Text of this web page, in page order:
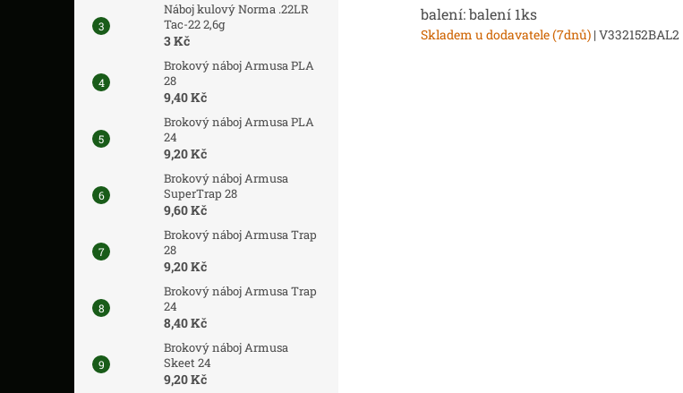
Náboj kulový Norma .22LR
Tac-22 2,6g
3 Kč
Brokový náboj Armusa PLA
28
9,40 Kč
Brokový náboj Armusa PLA
24
9,20 Kč
Brokový náboj Armusa
SuperTrap 28
9,60 Kč
Brokový náboj Armusa Trap
28
9,20 Kč
Brokový náboj Armusa Trap
24
8,40 Kč
Brokový náboj Armusa
Skeet 24
9,20 Kč
balení: balení 1ks
Skladem u dodavatele (7dnů) | V332152BAL2